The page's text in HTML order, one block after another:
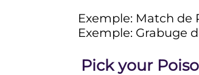
Exemple: Match de
Exemple: Grabuge
Pick your